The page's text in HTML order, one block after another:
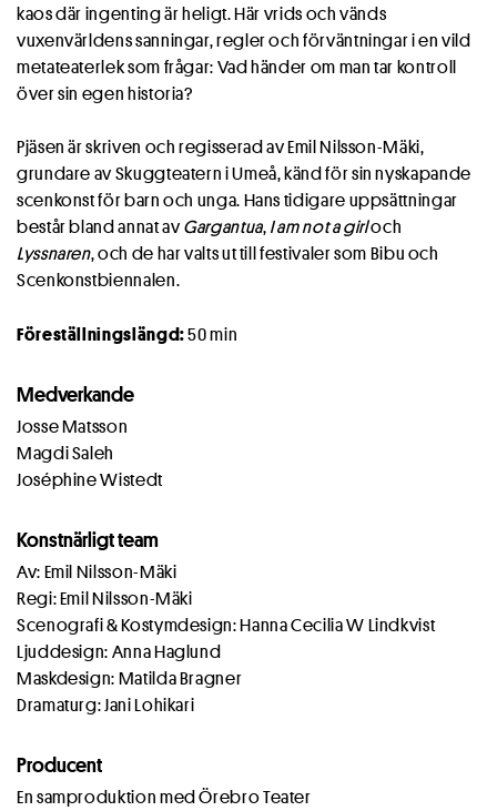
kaos där ingenting är heligt. Här vrids och vänds
vuxenvärldens sanningar, regler och förväntningar i en vild
metateaterlek som frågar: Vad händer om man tar kontroll
över sin egen historia?
Pjäsen är skriven och regisserad av Emil Nilsson-Mäki,
grundare av Skuggteatern i Umeå, känd för sin nyskapande
scenkonst för barn och unga. Hans tidigare uppsättningar
består bland annat avGargantua,I am not a girloch
Lyssnaren, och de har valts ut till festivaler som Bibu och
Scenkonstbiennalen.
Föreställningslängd:50 min
Medverkande
Josse Matsson
Magdi Saleh
Joséphine Wistedt
Konstnärligt team
Av: Emil Nilsson-Mäki
Regi: Emil Nilsson-Mäki
Scenografi & Kostymdesign: Hanna Cecilia W Lindkvist
Ljuddesign: Anna Haglund
Maskdesign: Matilda Bragner
Dramaturg: Jani Lohikari
Producent
En samproduktion med Örebro Teater